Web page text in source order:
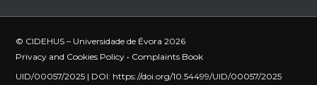
© CIDEHUS – Universidade de Évora 2026
Privacy and Cookies Policy • Complaints Book
UID/00057/2025 | DOI: https://doi.org/10.54499/UID/00057/2025